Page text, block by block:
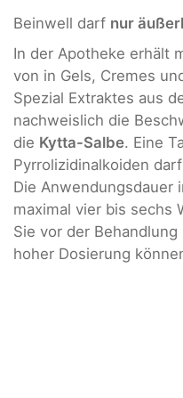
Beinwell darf nur
In der Apotheke erhält
von in Gels, Cremes
Spezial Extraktes aus
nachweislich die
die Kytta-Salbe. Eine
Pyrrolizidinalkoiden
Die Anwendungsdauer
maximal vier bis sechs
Sie vor der
hoher Dosierung